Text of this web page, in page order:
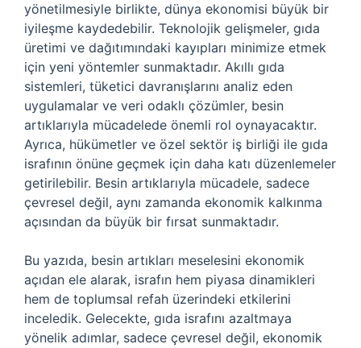
yönetilmesiyle birlikte, dünya ekonomisi büyük bir
iyileşme kaydedebilir. Teknolojik gelişmeler, gıda
üretimi ve dağıtımındaki kayıpları minimize etmek
için yeni yöntemler sunmaktadır. Akıllı gıda
sistemleri, tüketici davranışlarını analiz eden
uygulamalar ve veri odaklı çözümler, besin
artıklarıyla mücadelede önemli rol oynayacaktır.
Ayrıca, hükümetler ve özel sektör iş birliği ile gıda
israfının önüne geçmek için daha katı düzenlemeler
getirilebilir. Besin artıklarıyla mücadele, sadece
çevresel değil, aynı zamanda ekonomik kalkınma
açısından da büyük bir fırsat sunmaktadır.
Bu yazıda, besin artıkları meselesini ekonomik
açıdan ele alarak, israfın hem piyasa dinamikleri
hem de toplumsal refah üzerindeki etkilerini
inceledik. Gelecekte, gıda israfını azaltmaya
yönelik adımlar, sadece çevresel değil, ekonomik